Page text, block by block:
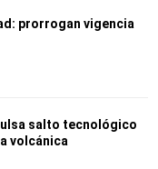
prorrogan vigencia
salto tecnológico
volcánica